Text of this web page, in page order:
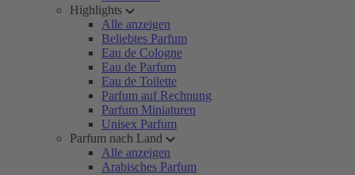
Highlights
Alle anzeigen
Beliebtes Parfum
Eau de Cologne
Eau de Parfum
Eau de Toilette
Parfum auf Rechnung
Parfum Miniaturen
Unisex Parfum
Parfum nach Land
Alle anzeigen
Arabisches Parfum